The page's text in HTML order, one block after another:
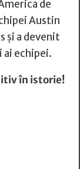
de
Austin
și a devenit
ai echipei.
în istorie!